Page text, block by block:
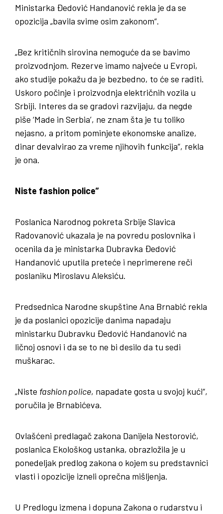
Ministarka Đedović Handanović rekla je da se
opozicija „bavila svime osim zakonom“.
„Bez kritičnih sirovina nemoguće da se bavimo
proizvodnjom. Rezerve imamo najveće u Evropi,
ako studije pokažu da je bezbedno, to će se raditi.
Uskoro počinje i proizvodnja električnih vozila u
Srbiji. Interes da se gradovi razvijaju, da negde
piše ‘Made in Serbia’, ne znam šta je tu toliko
nejasno, a pritom pominjete ekonomske analize,
dinar devalvirao za vreme njihovih funkcija“, rekla
je ona.
Niste fashion police”
Poslanica Narodnog pokreta Srbije Slavica
Radovanović ukazala je na povredu poslovnika i
ocenila da je ministarka Dubravka Đedović
Handanović uputila preteće i neprimerene reči
poslaniku Miroslavu Aleksiću.
Predsednica Narodne skupštine Ana Brnabić rekla
je da poslanici opozicije danima napadaju
ministarku Dubravku Đedović Handanović na
ličnoj osnovi i da se to ne bi desilo da tu sedi
muškarac.
„Niste fashion police, napadate gosta u svojoj kući“,
poručila je Brnabićeva.
Ovlašćeni predlagač zakona Danijela Nestorović,
poslanica Ekološkog ustanka, obrazložila je u
ponedeljak predlog zakona o kojem su predstavnici
vlasti i opozicije izneli oprečna mišljenja.
U Predlogu izmena i dopuna Zakona o rudarstvu i